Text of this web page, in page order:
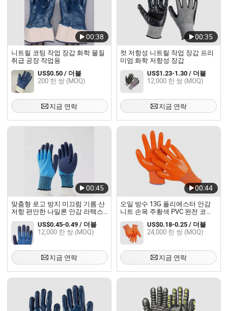
00:38
니트릴 코팅 작업 장갑 화학 물질
취급 공장 작업용
US$0.50 / 더블
200 한 쌍 (MOQ)
지금 연락
00:35
컷 저항성 니트릴 작업 장갑 프리
미엄 화학 저항성 장갑
US$1.23-1.30 / 더블
12,000 한 쌍 (MOQ)
지금 연락
00:45
맞춤형 로고 방지 미끄럼 기름 산
저항 편안한 나일론 안감 라텍스
작업 장갑 건설용 안전
US$0.45-0.49 / 더블
12,000 한 쌍 (MOQ)
지금 연락
00:44
오일 방수 13G 폴리에스터 안감
니트 손목 주황색 PVC 완전 코팅
PVC 코팅 작업 장갑 일반 용도 작
업용
US$0.18-0.25 / 더블
24,000 한 쌍 (MOQ)
지금 연락